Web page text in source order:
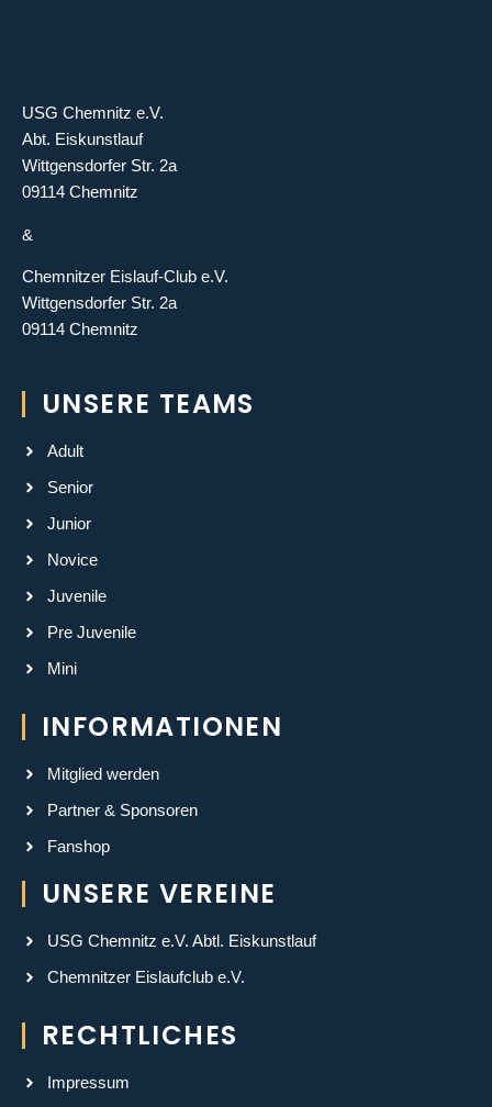
USG Chemnitz e.V.
Abt. Eiskunstlauf
Wittgensdorfer Str. 2a
09114 Chemnitz
&
Chemnitzer Eislauf-Club e.V.
Wittgensdorfer Str. 2a
09114 Chemnitz
UNSERE TEAMS
Adult
Senior
Junior
Novice
Juvenile
Pre Juvenile
Mini
INFORMATIONEN
Mitglied werden
Partner & Sponsoren
Fanshop
UNSERE VEREINE
USG Chemnitz e.V. Abtl. Eiskunstlauf
Chemnitzer Eislaufclub e.V.
RECHTLICHES
Impressum